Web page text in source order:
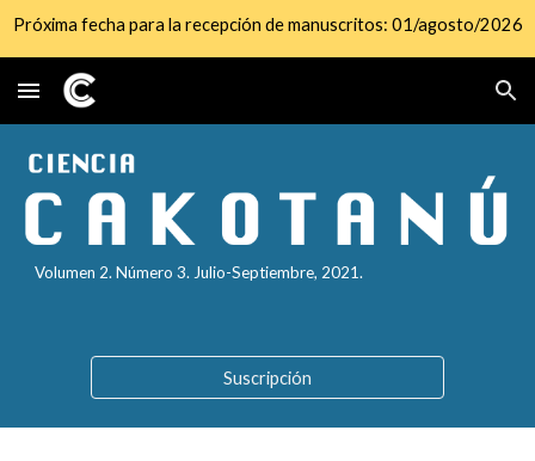
Próxima fecha para la recepción de manuscritos: 01/agosto/2026
Volumen 2. Número3. Julio-Septiembre, 2021.
Suscripción